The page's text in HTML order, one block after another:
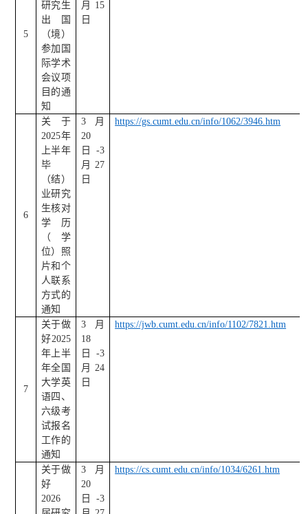
5
研究生
出国
（境）
参加国
际学术
会议项
目的通
知
月 15
日
6
关于
2025年
上半年
毕
（结）
业研究
生核对
学历
（学
位）照
片和个
人联系
方式的
通知
3 月
20
日 -3
月 27
日
https://gs.cumt.edu.cn/info/1062/3946.htm
7
关于做
好2025
年上半
年全国
大学英
语四、
六级考
试报名
工作的
通知
3 月
18
日 -3
月 24
日
https://jwb.cumt.edu.cn/info/1102/7821.htm
关于做
好
2026
3 月
20
日 -3
https://cs.cumt.edu.cn/info/1034/6261.htm